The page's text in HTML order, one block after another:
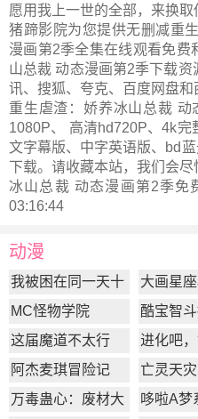
愿用我上一世的全部，来换取
猪蹄影院为您提供无删减重
漫画第2季全集在线观看免费
山总裁 动态漫画第2季下载
讯、搜狐、夸克、百度网盘和
重生虐渣：娇养冰山总裁
1080P、 高清hd720P、4k完
文字幕版、中字英语版、bd
下载。请收藏本站，我们会尽
冰山总裁 动态漫画第2季免
03:16:44
动漫
我被困在同一天十
万年
大画星
第2季
MC怪物学院
酷宝智
1季
这届魔道不太行 进化吧，
阿杰麦琪冒险记
亡灵天
百万骨海
万毒蛊心：废材大
哆啦A梦